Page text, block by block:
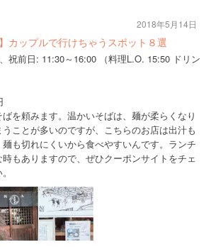
カップルで行けちゃうスポット８選
祝前日: 11:30～16:00 （料理L.O. 15:50 ドリン
を頼みます。温かいそばは、麺が柔らくなり
ことが多いのですが、こちらのお店は出汁も
も切れにくいから食べやすいんです。ランチ
もありますので、ぜひクーポンサイトをチェ
2018年5月14日